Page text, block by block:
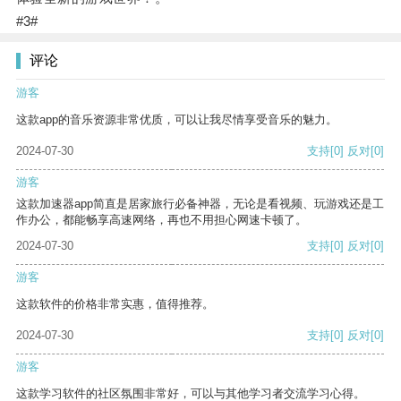
#3#
评论
游客
这款app的音乐资源非常优质，可以让我尽情享受音乐的魅力。
2024-07-30 支持[0] 反对[0]
游客
这款加速器app简直是居家旅行必备神器，无论是看视频、玩游戏还是工
作办公，都能畅享高速网络，再也不用担心网速卡顿了。
2024-07-30
支持[0] 反对[0]
游客
这款软件的价格非常实惠，值得推荐。
2024-07-30 支持[0] 反对[0]
游客
这款学习软件的社区氛围非常好，可以与其他学习者交流学习心得。